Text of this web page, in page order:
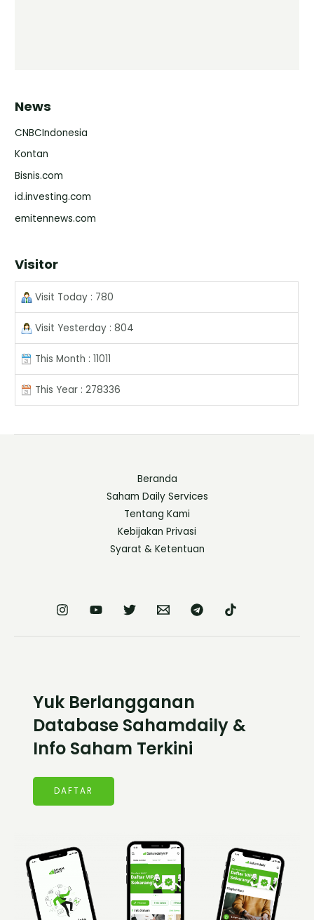
News
CNBCIndonesia
Kontan
Bisnis.com
id.investing.com
emitennews.com
Visitor
Visit Today : 780
Visit Yesterday : 804
This Month : 11011
This Year : 278336
Beranda
Saham Daily Services
Tentang Kami
Kebijakan Privasi
Syarat & Ketentuan
Yuk Berlangganan
Database Sahamdaily &
Info Saham Terkini
DAFTAR